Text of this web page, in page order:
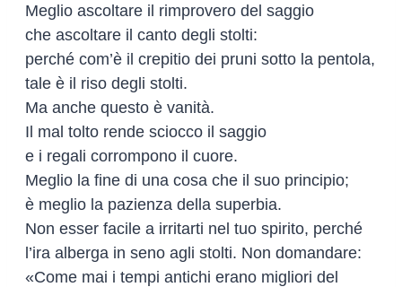
Meglio ascoltare il rimprovero del saggio
che ascoltare il canto degli stolti:
perché com’è il crepitio dei pruni sotto la pentola,
tale è il riso degli stolti.
Ma anche questo è vanità.
Il mal tolto rende sciocco il saggio
e i regali corrompono il cuore.
Meglio la fine di una cosa che il suo principio;
è meglio la pazienza della superbia.
Non esser facile a irritarti nel tuo spirito, perché
l’ira alberga in seno agli stolti. Non domandare:
«Come mai i tempi antichi erano migliori del